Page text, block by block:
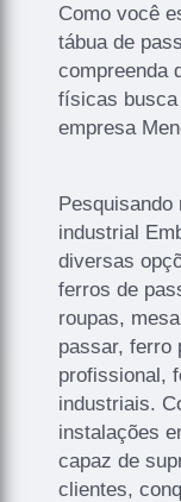
Como você
tábua de
compreenda
físicas
empresa
Pesquisando
industrial
diversas
ferros de
roupas,
passar, ferro
profissional,
industriais.
instalações
capaz de
clientes,